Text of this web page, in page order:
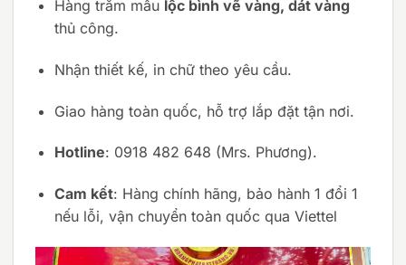
Hàng trăm mẫu lộc bình vẽ vàng, dát vàng
thủ công.
Nhận thiết kế, in chữ theo yêu cầu.
Giao hàng toàn quốc, hỗ trợ lắp đặt tận nơi.
Hotline: 0918 482 648 (Mrs. Phương).
Cam kết: Hàng chính hãng, bảo hành 1 đổi 1
nếu lỗi, vận chuyển toàn quốc qua Viettel